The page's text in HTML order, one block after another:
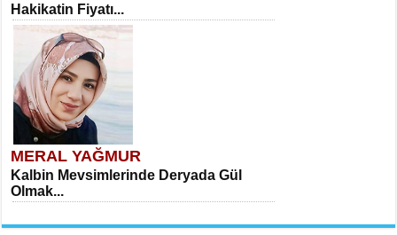
Hakikatin Fiyatı...
MERAL YAĞMUR
Kalbin Mevsimlerinde Deryada Gül
Olmak...